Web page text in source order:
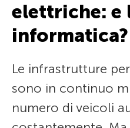
elettriche: e
informatica?
Le infrastrutture
sono in continuo
numero di veicoli